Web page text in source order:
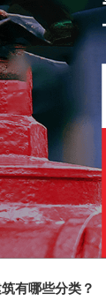
有哪些分类？